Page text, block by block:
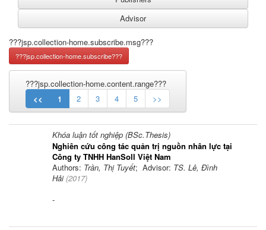
???jsp.collection-home.subscribe.msg???
???jsp.collection-home.content.range???
<<
1 2 3 4 5 >>
Khóa luận tốt nghiệp (BSc.Thesis)
Nghiên cứu công tác quản trị nguồn nhân lực tại
Công ty TNHH HanSoll Việt Nam
Authors: Trần, Thị Tuyết; Advisor: TS. Lê, Đình
Hải(2017)
-